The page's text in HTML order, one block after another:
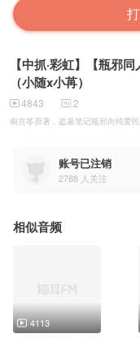
【中抓·彩虹】【瓶邪
（小随x小苒）
4843 2
南宫苓原著，盗墓笔记瓶邪向纯爱
策编：舒小语【春色惊鸿】
导后：姚小事儿
原画：百里自来卷
Cast：
报幕：小木【春色惊鸿】
裘德考：柳川鱼【星之声】
老板娘：浮梦若薇【优思铭想】
账号已注销
2788 人关注
相似音频
4113